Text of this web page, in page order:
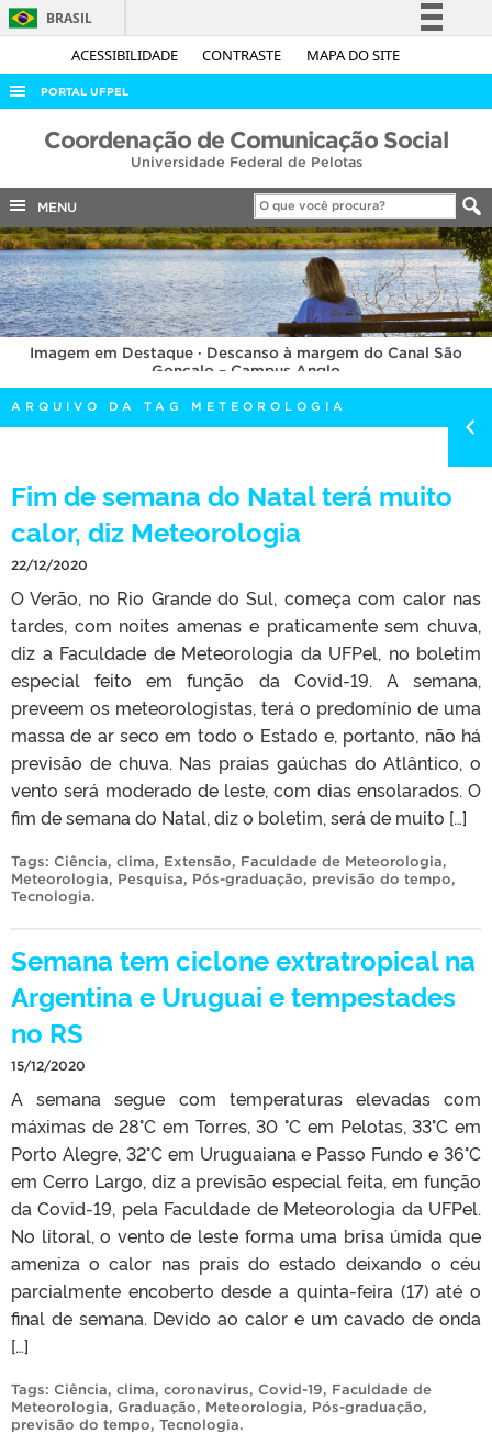
ACESSIBILIDADE CONTRASTE MAPA DO SITE
BRASIL
Simplifique!
Acesso à informação
Legislação
Canais
PORTAL UFPEL
ACESSO À INFORMAÇÃO
COBALTO
CONCURSOS
EDITAIS
INTERNACIONAL
OUVIDORIA
PORTARIAS
TELEFONES
Coordenação de Comunicação Social
Universidade Federal de Pelotas
MENU
Imagem em Destaque · Descanso à margem do Canal São
Gonçalo – Campus Anglo
ARQUIVO DA TAG METEOROLOGIA
Fim de semana do Natal terá muito
calor, diz Meteorologia
22/12/2020
O Verão, no Rio Grande do Sul, começa com calor nas
tardes, com noites amenas e praticamente sem chuva,
diz a Faculdade de Meteorologia da UFPel, no boletim
especial feito em função da Covid-19. A semana,
preveem os meteorologistas, terá o predomínio de uma
massa de ar seco em todo o Estado e, portanto, não há
previsão de chuva. Nas praias gaúchas do Atlântico, o
vento será moderado de leste, com dias ensolarados. O
fim de semana do Natal, diz o boletim, será de muito […]
Tags: Ciência, clima, Extensão, Faculdade de Meteorologia,
Meteorologia, Pesquisa, Pós-graduação, previsão do tempo,
Tecnologia.
Semana tem ciclone extratropical na
Argentina e Uruguai e tempestades
no RS
15/12/2020
A semana segue com temperaturas elevadas com
máximas de 28°C em Torres, 30 °C em Pelotas, 33°C em
Porto Alegre, 32°C em Uruguaiana e Passo Fundo e 36°C
em Cerro Largo, diz a previsão especial feita, em função
da Covid-19, pela Faculdade de Meteorologia da UFPel.
No litoral, o vento de leste forma uma brisa úmida que
ameniza o calor nas prais do estado deixando o céu
parcialmente encoberto desde a quinta-feira (17) até o
final de semana. Devido ao calor e um cavado de onda
[…]
Tags: Ciência, clima, coronavirus, Covid-19, Faculdade de
Meteorologia, Graduação, Meteorologia, Pós-graduação,
previsão do tempo, Tecnologia.